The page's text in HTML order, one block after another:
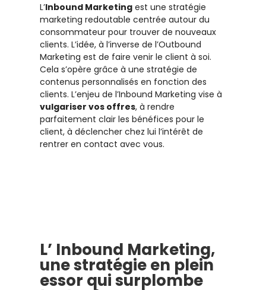
L’Inbound Marketing est une stratégie
marketing redoutable centrée autour du
consommateur pour trouver de nouveaux
clients. L’idée, à l’inverse de l’Outbound
Marketing est de faire venir le client à soi.
Cela s’opère grâce à une stratégie de
contenus personnalisés en fonction des
clients. L’enjeu de l’Inbound Marketing vise à
vulgariser vos offres, à rendre
parfaitement clair les bénéfices pour le
client, à déclencher chez lui l’intérêt de
rentrer en contact avec vous.
L’ Inbound Marketing,
une stratégie en plein
essor qui surplombe